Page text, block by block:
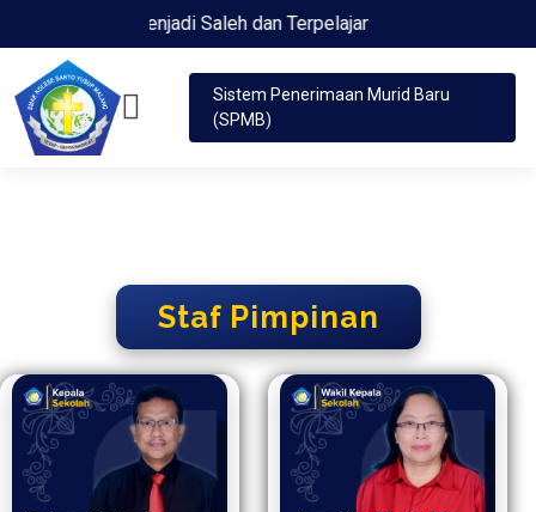
Menjadi Saleh dan Terpelajar
Sistem Penerimaan Murid Baru
(SPMB)
Staf Pimpinan